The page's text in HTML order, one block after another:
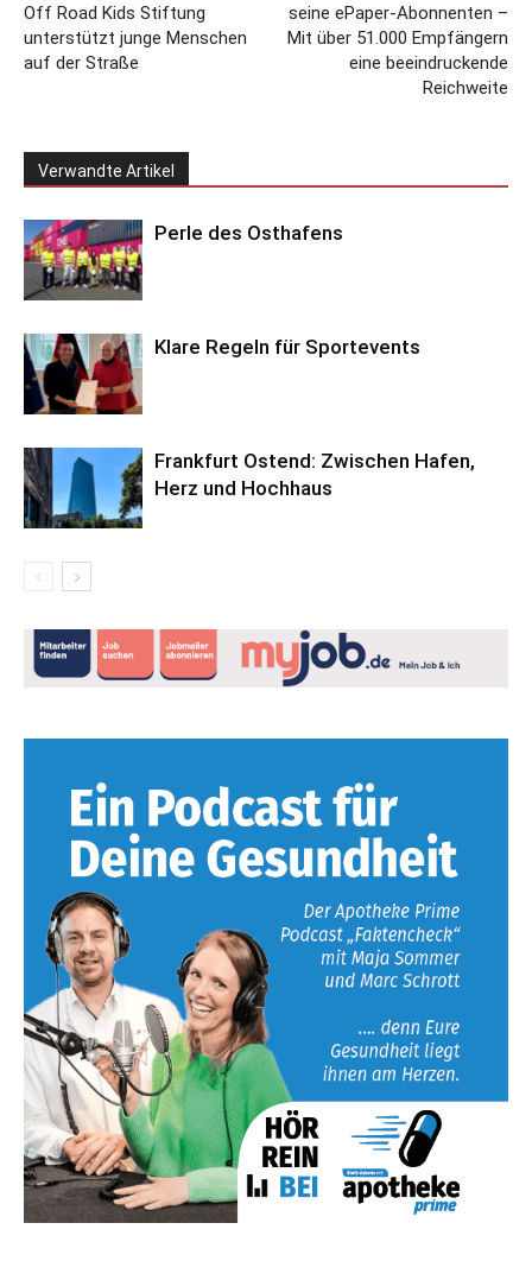
Off Road Kids Stiftung
unterstützt junge Menschen
auf der Straße
seine ePaper-Abonnenten –
Mit über 51.000 Empfängern
eine beeindruckende
Reichweite
Verwandte Artikel
Perle des Osthafens
Klare Regeln für Sportevents
Frankfurt Ostend: Zwischen Hafen,
Herz und Hochhaus